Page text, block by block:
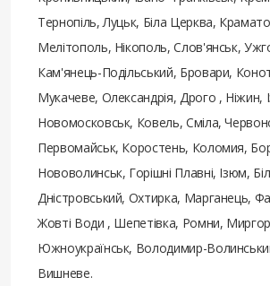
Тернопіль, Луцьк, Біла Церква,
Мелітополь, Нікополь, Слов'янськ,
Кам'янець-Подільський, Бровари,
Мукачеве, Олександрія, Дрого , Ніжин,
Новомосковськ, Ковель, Сміла,
Первомайськ, Коростень, Коломия,
Нововолинськ, Горішні Плавні, Ізюм,
Дністровський, Охтирка, Марганець,
Жовті Води , Шепетівка, Ромни,
Южноукраїнськ, Володимир-
Вишневе.